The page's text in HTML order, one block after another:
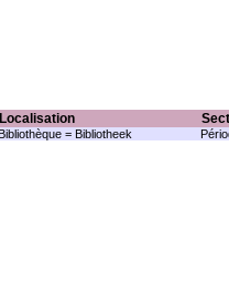
Localisation
= Bibliotheek